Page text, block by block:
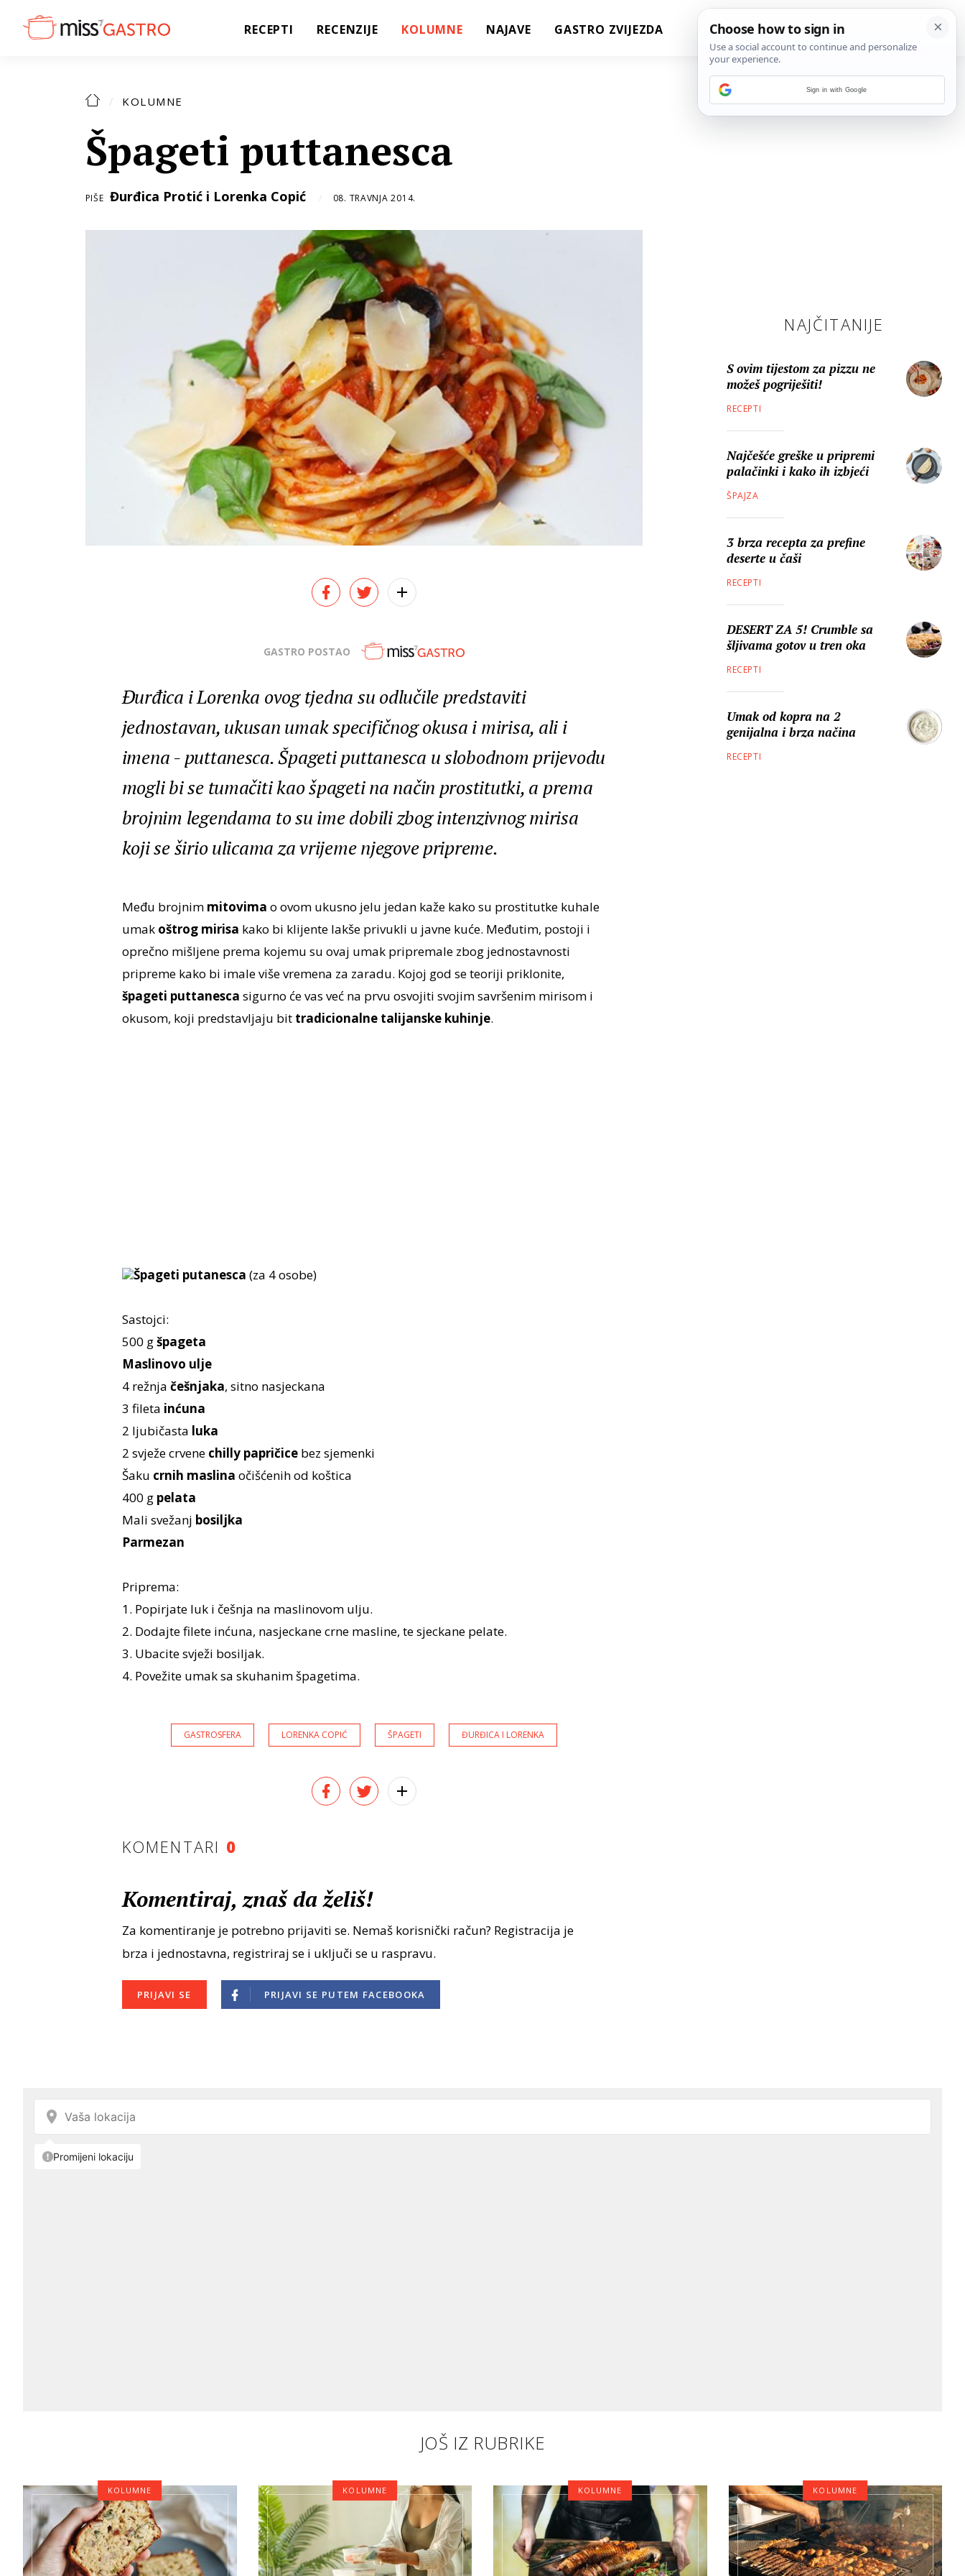
RECEPTI RECENZIJE KOLUMNE NAJAVE GASTRO ZVIJEZDA
KOLUMNE
Špageti puttanesca
PIŠE Đurđica Protić i Lorenka Copić 08. TRAVNJA 2014.
GASTRO POSTAO
Đurđica i Lorenka ovog tjedna su odlučile predstaviti
jednostavan, ukusan umak specifičnog okusa i mirisa, ali i
imena - puttanesca. Špageti puttanesca u slobodnom prijevodu
mogli bi se tumačiti kao špageti na način prostitutki, a prema
brojnim legendama to su ime dobili zbog intenzivnog mirisa
koji se širio ulicama za vrijeme njegove pripreme.
Među brojnim mitovima o ovom ukusno jelu jedan kaže kako su prostitutke kuhale
umak oštrog mirisa kako bi klijente lakše privukli u javne kuće. Međutim, postoji i
oprečno mišljene prema kojemu su ovaj umak pripremale zbog jednostavnosti
pripreme kako bi imale više vremena za zaradu. Kojoj god se teoriji priklonite,
špageti puttanesca sigurno će vas već na prvu osvojiti svojim savršenim mirisom i
okusom, koji predstavljaju bit tradicionalne talijanske kuhinje.
Špageti putanesca (za 4 osobe)
Sastojci:
500 gšpageta
Maslinovo ulje
4 režnja češnjaka, sitno nasjeckana
3 fileta inćuna
2 ljubičasta luka
2 svježe crvene chilly papričicebez sjemenki
Šaku crnih maslina očišćenih od koštica
400 g pelata
Mali svežanj bosiljka
Parmezan
Priprema:
1. Popirjate luk i češnja na maslinovom ulju.
2. Dodajte filete inćuna, nasjeckane crne masline, te sjeckane pelate.
3. Ubacite svježi bosiljak.
4. Povežite umak sa skuhanim špagetima.
GASTROSFERA LORENKA COPIĆ ŠPAGETI ĐURĐICA I LORENKA
KOMENTARI 0
Komentiraj, znaš da želiš!
Za komentiranje je potrebno prijaviti se. Nemaš korisnički račun? Registracija je
brza i jednostavna, registriraj se i uključi se u raspravu.
PRIJAVI SE PRIJAVI SE PUTEM FACEBOOKA
NAJČITANIJE
S ovim tijestom za pizzu ne
možeš pogriješiti!
RECEPTI
Najčešće greške u pripremi
palačinki i kako ih izbjeći
ŠPAJZA
3 brza recepta za prefine
deserte u čaši
RECEPTI
DESERT ZA 5! Crumble sa
šljivama gotov u tren oka
RECEPTI
Umak od kopra na 2
genijalna i brza načina
RECEPTI
JOŠ IZ RUBRIKE
KOLUMNE KOLUMNE KOLUMNE KOLUMNE
Sign in with Google